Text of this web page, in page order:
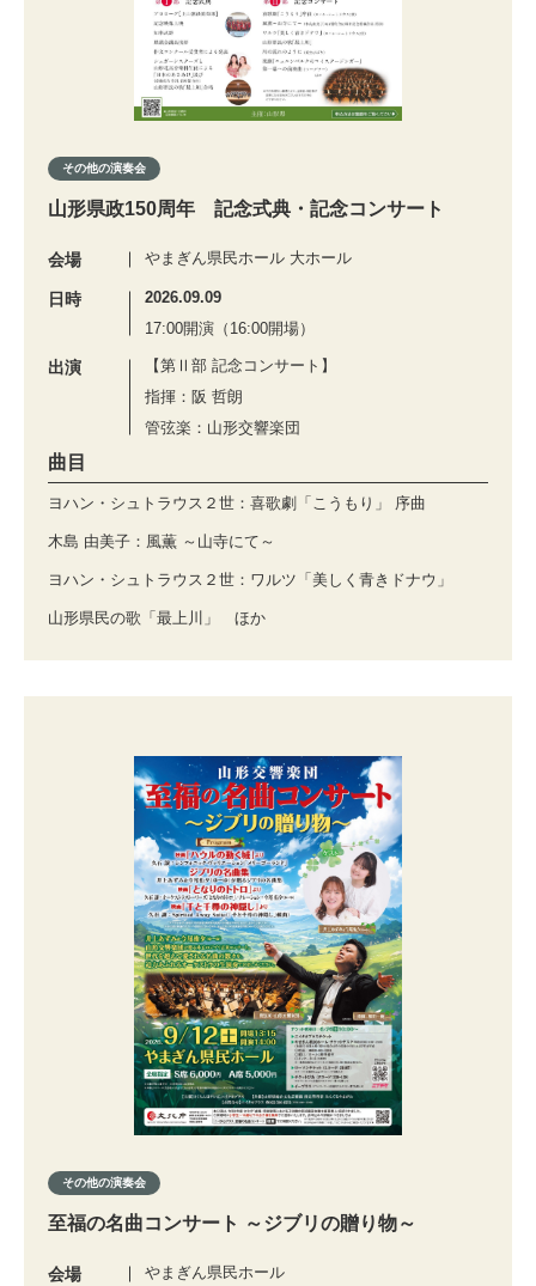
その他の演奏会
山形県政150周年 記念式典・記念コンサート
会場 やまぎん県民ホール 大ホール
日時
2026.09.09
17:00開演（16:00開場）
出演
【第Ⅱ部 記念コンサート】
指揮：阪 哲朗
管弦楽：山形交響楽団
曲目
ヨハン・シュトラウス２世：喜歌劇「こうもり」 序曲
木島 由美子：風薫 ～山寺にて～
ヨハン・シュトラウス２世：ワルツ「美しく青きドナウ」
山形県民の歌「最上川」 ほか
その他の演奏会
至福の名曲コンサート ～ジブリの贈り物～
会場 やまぎん県民ホール